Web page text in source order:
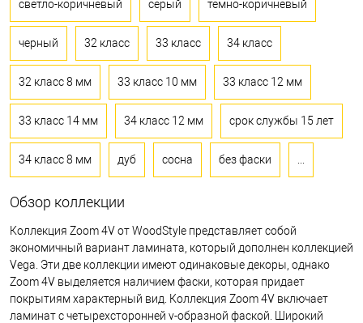
светло-коричневый серый темно-коричневый
черный 32 класс 33 класс 34 класс
32 класс 8 мм 33 класс 10 мм 33 класс 12 мм
33 класс 14 мм 34 класс 12 мм срок службы 15 лет
34 класс 8 мм дуб сосна без фаски
Обзор коллекции
Коллекция Zoom 4V от WoodStyle представляет собой
экономичный вариант ламината, который дополнен коллекцией
Vega. Эти две коллекции имеют одинаковые декоры, однако
Zoom 4V выделяется наличием фаски, которая придает
покрытиям характерный вид. Коллекция Zoom 4V включает
ламинат с четырехсторонней v-образной фаской. Широкий